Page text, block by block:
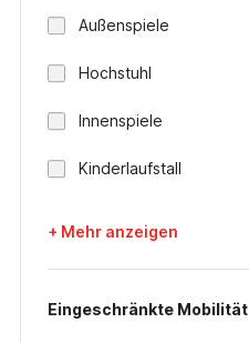
Außenspiele
Hochstuhl
Innenspiele
Kinderlaufstall
+ Mehr anzeigen
Eingeschränkte Mobilität